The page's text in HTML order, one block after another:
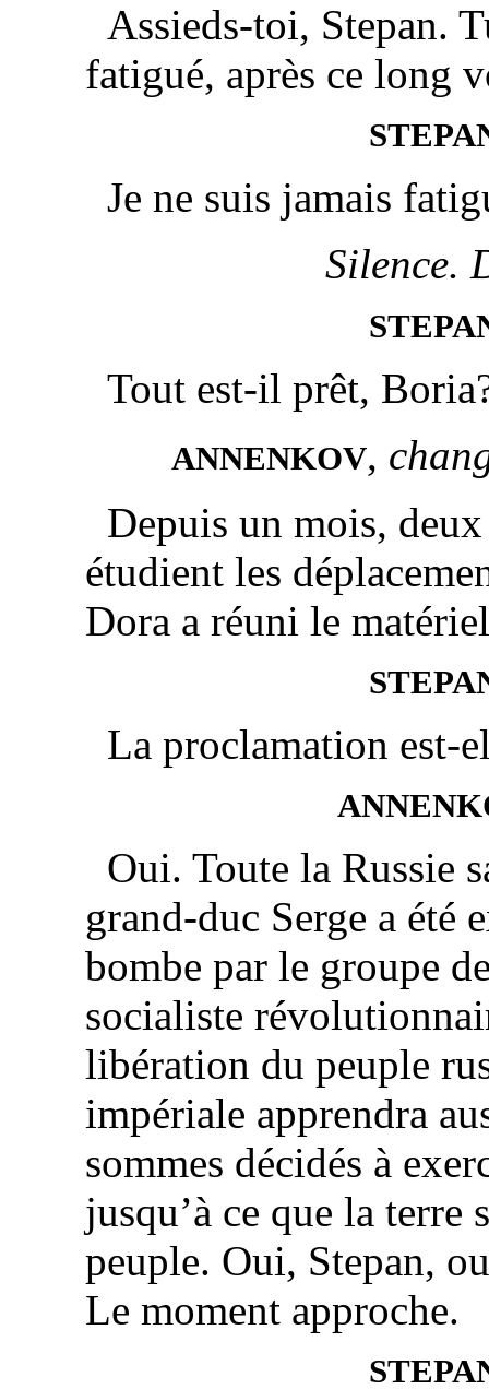
Assieds-toi, Stepan.
fatigué, après ce long
Je ne suis jamais
Silence.
Tout est-il prêt,
ANNENKOV,
Depuis un mois,
étudient les
Dora a réuni le
La proclamation est-
Oui. Toute la Russie
grand-duc Serge a été
bombe par le groupe
socialiste
libération du peuple
impériale apprendra
sommes décidés à
jusqu’à ce que la terre
peuple. Oui, Stepan,
Le moment approche.